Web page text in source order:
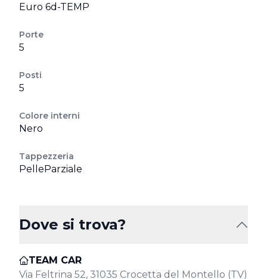
Euro 6d-TEMP
Porte
5
Posti
5
Colore interni
Nero
Tappezzeria
PelleParziale
Dove si trova?
TEAM CAR
Via Feltrina 52, 31035 Crocetta del Montello (TV)